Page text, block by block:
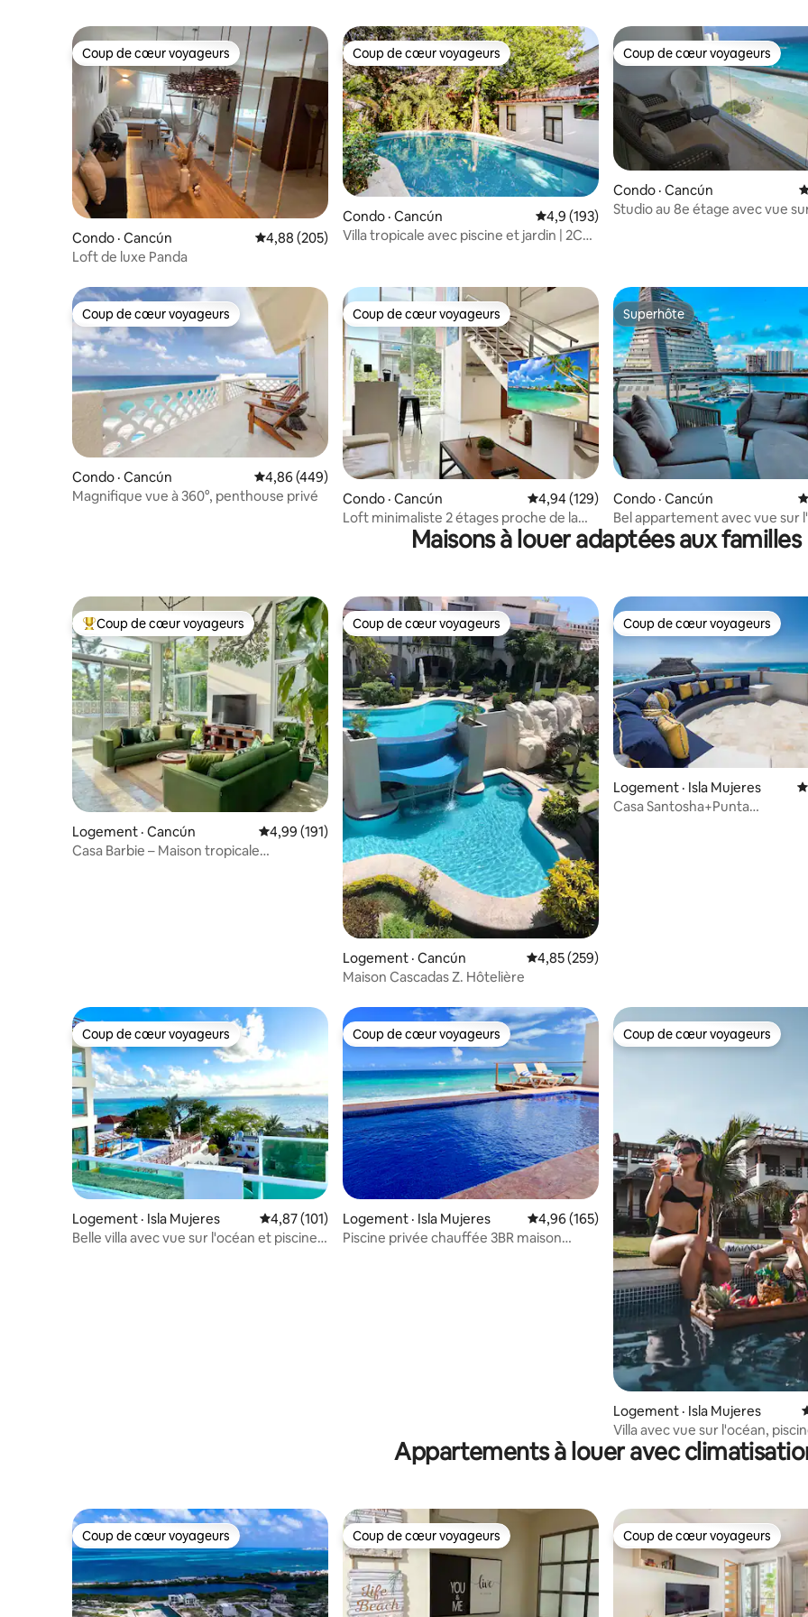
Coup de cœur voyageurs
Coup de cœur voyageurs
Condo · Cancún Note moyenne de 4,88 sur 5, 205 commentaires
4,88 (205)
Loft de luxe Panda
Coup de cœur voyageurs
Coup de cœur voyageurs
Condo · Cancún Note moyenne de 4,9 sur 5, 193
4,9 (193)
Villa tropicale avec piscine et jardin | 2Ch,
Coup de cœur voyageurs
Coup de cœur voyageurs
Condo · Cancún
Studio au 8e étage avec vue
Coup de cœur voyageurs
Coup de cœur voyageurs
Condo · Cancún Note moyenne de 4,86 sur 5, 449 commentaires
4,86 (449)
Magnifique vue à 360°, penthouse privé
Coup de cœur voyageurs
Coup de cœur voyageurs
Condo · Cancún Note moyenne de 4,94 sur 5, 129
4,94 (129)
Loft minimaliste 2 étages proche de la
Superhôte
Superhôte
Condo · Cancún
Bel appartement avec vue sur
Maisons à louer adaptées aux familles
Coup de cœur voyageurs parmi les plus aimés
Coup de cœur voyageurs
Logement · Cancún Note moyenne de 4,99 sur 5, 191 commentaires
4,99 (191)
Casa Barbie – Maison tropicale
Coup de cœur voyageurs
Coup de cœur voyageurs
Logement · Cancún Note moyenne de 4,85 sur 5, 259
4,85 (259)
Maison Cascadas Z. Hôtelière
Coup de cœur voyageurs
Coup de cœur voyageurs
Logement · Isla Mujeres
Casa Santosha+Punta
Coup de cœur voyageurs
Coup de cœur voyageurs
Logement · Isla Mujeres Note moyenne de 4,87 sur 5, 101 commentaires
4,87 (101)
Belle villa avec vue sur l'océan et piscine
Coup de cœur voyageurs
Coup de cœur voyageurs
Logement · Isla Mujeres Note moyenne de 4,96 sur 5, 165
4,96 (165)
Piscine privée chauffée 3BR maison
Coup de cœur voyageurs
Coup de cœur voyageurs
Logement · Isla Mujeres
Villa avec vue sur l'océan,
restaurant
Appartements à louer avec
Coup de cœur voyageurs
Coup de cœur voyageurs Coup de cœur voyageurs
Coup de cœur voyageurs Coup de cœur voyageurs
Coup de cœur voyageurs